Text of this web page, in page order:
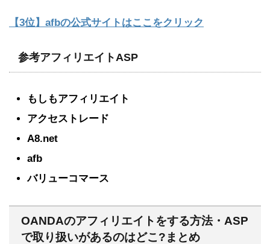
【3位】afbの公式サイトはここをクリック
参考アフィリエイトASP
もしもアフィリエイト
アクセストレード
A8.net
afb
バリューコマース
OANDAのアフィリエイトをする方法・ASP
で取り扱いがあるのはどこ?まとめ